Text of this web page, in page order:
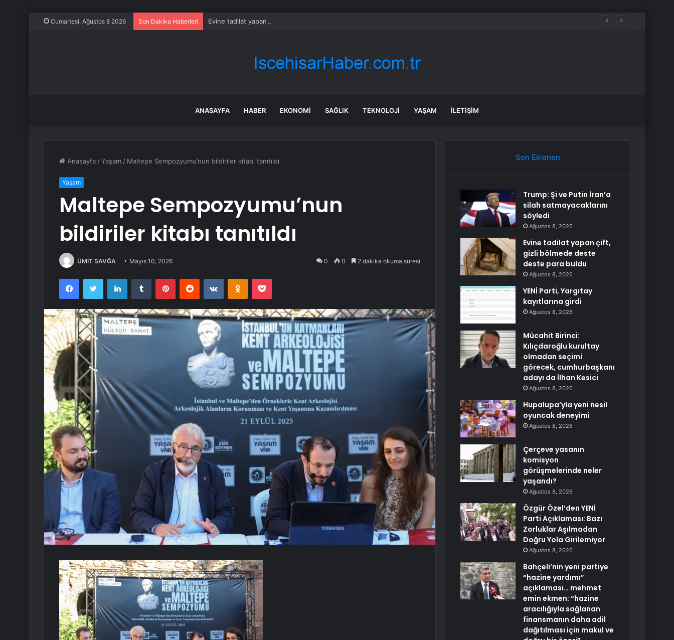
Cumartesi, Ağustos 8 2026 Son Dakika Haberleri Evine tadilat yapan çift, gizli bölmede deste deste para buldu
ANASAYFA HABER EKONOMI SAĞLIK TEKNOLOJI YAŞAM İLETIŞIM
Anasayfa /Yaşam / Maltepe Sempozyumu’nun bildiriler kitabı tanıtıldı
Yaşam
Maltepe Sempozyumu’nun
bildiriler kitabı tanıtıldı
ÜMİT SAVĞA Mayıs 10, 2026 0 0 2 dakika okuma süresi
FacebookTwitter LinkedInTumblr PinterestReddit VKontakteOdnoklassniki
Pocket
Son Eklenen
Trump: Şi ve Putin İran’a
silah satmayacaklarını
söyledi
Ağustos 8, 2026
Evine tadilat yapan çift,
gizli bölmede deste
deste para buldu
Ağustos 8, 2026
YENİ Parti, Yargıtay
kayıtlarına girdi
Ağustos 8, 2026
Mücahit Birinci:
Kılıçdaroğlu kurultay
olmadan seçimi
görecek, cumhurbaşkanı
adayı da İlhan Kesici
Ağustos 8, 2026
Hupalupa’yla yeni nesil
oyuncak deneyimi
Ağustos 8, 2026
Çerçeve yasanın
komisyon
görüşmelerinde neler
yaşandı?
Ağustos 8, 2026
Özgür Özel’den YENİ
Parti Açıklaması: Bazı
Zorluklar Aşılmadan
Doğru Yola Girilemiyor
Ağustos 8, 2026
Bahçeli’nin yeni partiye
“hazine yardımı”
açıklaması… mehmet
emin ekmen: “hazine
aracılığıyla sağlanan
finansmanın daha adil
dağıtılması için makul ve